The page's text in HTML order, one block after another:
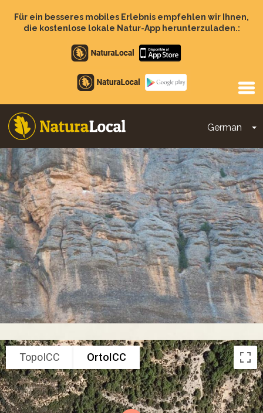
zumFür ein besseres mobiles Erlebnis empfehlen wir Ihnen,
die kostenlose lokale Natur-App herunterzuladen.:
Apple
store
Google
Play
German
Main
navigation
TopoICC OrtoICC